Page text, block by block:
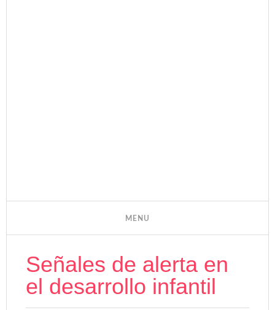
Señales de alerta en
el desarrollo infantil